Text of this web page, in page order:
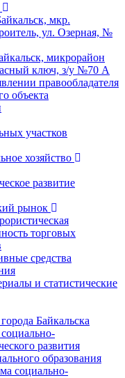
мкр.
ул. Озерная, №
микрорайон
ключ, з/у №70 А
правообладателя
объекта
участков
хозяйство
развитие
рынок
торговых
средства
и статистические
Байкальска
развития
образования
социально-